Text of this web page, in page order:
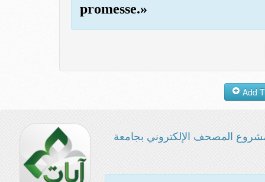
promesse.»
المصحف الإلكتروني بجامعة